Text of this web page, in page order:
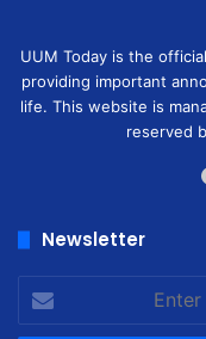
UUM Today is the
providing important
life. This website is
reserved
Newsletter
Enter
your